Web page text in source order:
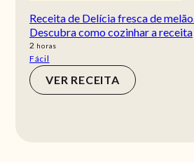
Receita de Delícia fresca de melão.
Descubra como cozinhar a receita
2 horas
horas
Fácil
VER RECEITA